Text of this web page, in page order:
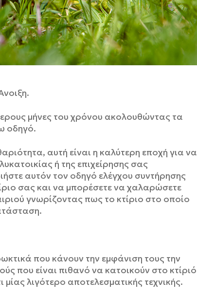
μήνες του χρόνου ακολουθώντας τα
οδηγό.
αυτή είναι η καλύτερη εποχή για να
ή της επιχείρησης σας
αυτόν τον οδηγό ελέγχου συντήρησης
σας και να μπορέσετε να χαλαρώσετε
γνωρίζοντας πως το κτίριο στο οποίο
που κάνουν την εμφάνιση τους την
που είναι πιθανό να κατοικούν στο κτίριό
λιγότερο αποτελεσματικής τεχνικής.